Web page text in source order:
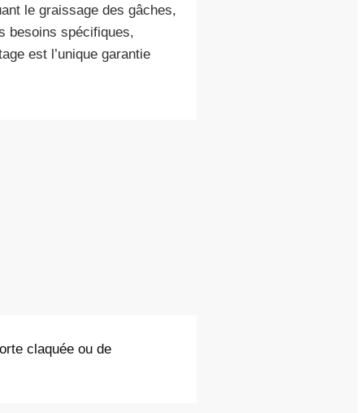
le graissage des gâches,
besoins spécifiques,
est l’unique garantie
claquée ou de